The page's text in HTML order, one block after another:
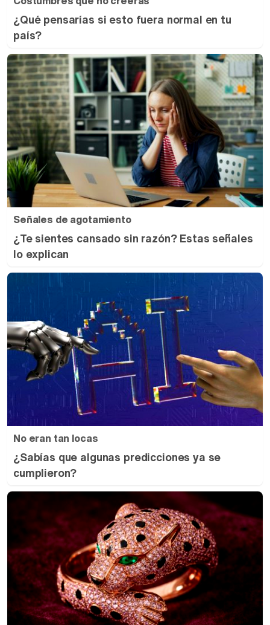
¿Qué pensarías si esto fuera normal en tu
país?
Señales de agotamiento
¿Te sientes cansado sin razón? Estas señales
lo explican
No eran tan locas
¿Sabías que algunas predicciones ya se
cumplieron?